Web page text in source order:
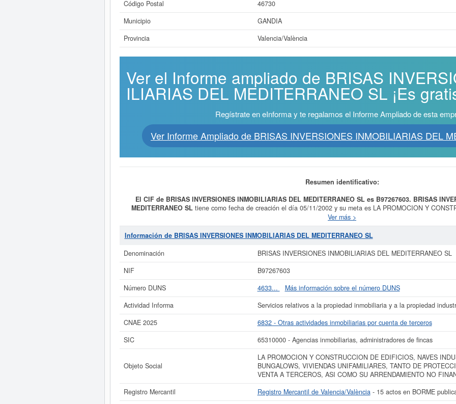
Código Postal
46730
Municipio
GANDIA
Provincia
Valencia/València
Ver el Informe ampliado de BRISAS
ILIARIAS DEL MEDITERRANEO SL ¡Es
Regístrate en eInforma y te regalamos el Informe Ampliado de esta
Ver Informe Ampliado de BRISAS INVERSIONES INMOBILIARIAS DEL
Resumen identificativo:
El CIF de BRISAS INVERSIONES INMOBILIARIAS DEL MEDITERRANEO SL es B97267603. BRISAS
MEDITERRANEO SLtiene como fecha de creación el día 05/11/2002 y su meta es LA PROMOCION Y
INDUSTRIALES, CHALETS, BUNGALOWS, VIVIENDAS UNIFAMILIARES, TANTO DE PROTECCION
TERCEROS, ASI COMO SU ARRENDAMIENTO NO FINANCIERO, LA ADQUISIC. Se clasifica dentro de la
actividades inmobiliarias por cuenta de terceros.BRISAS INVERSIONES INMOBILIARIAS DEL
ficha se ha consultado hasta 30 veces. Para documentarse que tipo de subvenciones puede solicitar esta
esta empresa inscrita, además hay 15 actos publicado en el BORME.
Si está interesado en conocer más datos de la empresa BRISAS INVERSIONES INMOBILIARIAS DEL
inmediatamente a este Informe ampliado
de BRISAS INVERSIONES INMOBILIARIAS DEL MEDITERRANEO SL
de actividad, así como los balances y cuentas de resultados disponibles.
La última actualización del informe de empresa se ha realizado el 07/06/2025.
Ver más >
Información de BRISAS INVERSIONES INMOBILIARIAS DEL MEDITERRANEO SL
Denominación
BRISAS INVERSIONES INMOBILIARIAS DEL MEDITERRANEO SL
NIF
B97267603
Número DUNS
4633...
Más información sobre el número DUNS
Actividad Informa
Servicios relativos a la propiedad inmobiliaria y a la propiedad
CNAE 2025
6832 - Otras actividades inmobiliarias por cuenta de terceros
SIC
65310000 - Agencias inmobiliarias, administradores de fincas
Objeto Social
LA PROMOCION Y CONSTRUCCION DE EDIFICIOS, NAVES
BUNGALOWS, VIVIENDAS UNIFAMILIARES, TANTO DE
VENTA A TERCEROS, ASI COMO SU ARRENDAMIENTO NO
Registro Mercantil
Registro Mercantil de Valencia/València- 15 actos en BORME